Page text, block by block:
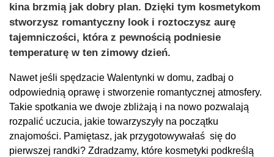
kina brzmią jak dobry plan. Dzięki tym kosmetykom
stworzysz romantyczny look i roztoczysz aurę
tajemniczości, która z pewnością podniesie
temperaturę w ten zimowy dzień.
Nawet jeśli spędzacie Walentynki w domu, zadbaj o
odpowiednią oprawę i stworzenie romantycznej atmosfery.
Takie spotkania we dwoje zbliżają i na nowo pozwalają
rozpalić uczucia, jakie towarzyszyły na początku
znajomości. Pamiętasz, jak przygotowywałaś się do
pierwszej randki? Zdradzamy, które kosmetyki podkreślą